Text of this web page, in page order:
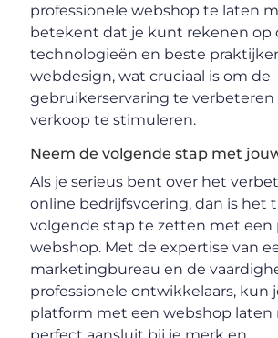
professionele webshop te laten
betekent dat je kunt rekenen op
technologieën en beste
webdesign, wat cruciaal is om de
gebruikerservaring te verbeteren
verkoop te stimuleren.
Neem de volgende stap met
Als je serieus bent over het
online bedrijfsvoering, dan is het
volgende stap te zetten met een
webshop. Met de expertise van
marketingbureau en de
professionele ontwikkelaars, kun
platform met een webshop laten